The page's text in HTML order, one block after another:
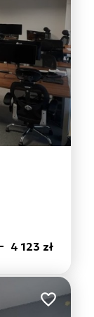
4 123 zł
Dodaj do